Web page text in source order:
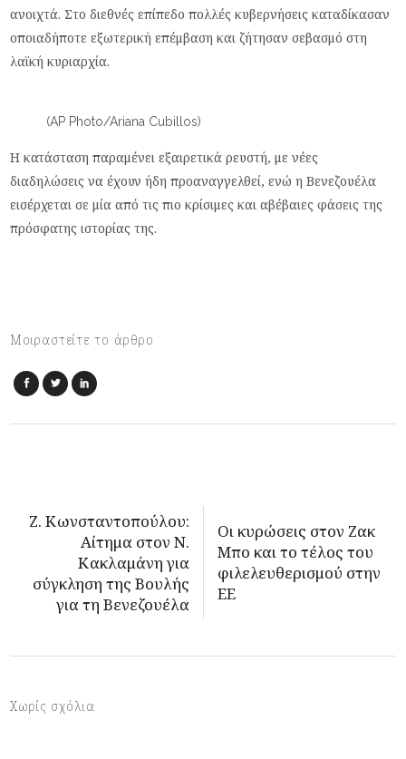
ανοιχτά. Στο διεθνές επίπεδο πολλές κυβερνήσεις καταδίκασαν
οποιαδήποτε εξωτερική επέμβαση και ζήτησαν σεβασμό στη
λαϊκή κυριαρχία.
(AP Photo/Ariana Cubillos)
Η κατάσταση παραμένει εξαιρετικά ρευστή, με νέες
διαδηλώσεις να έχουν ήδη προαναγγελθεί, ενώ η Βενεζουέλα
εισέρχεται σε μία από τις πιο κρίσιμες και αβέβαιες φάσεις της
πρόσφατης ιστορίας της.
Μοιραστείτε το άρθρο
Ζ. Κωνσταντοπούλου:
Αίτημα στον Ν.
Κακλαμάνη για
σύγκληση της Βουλής
για τη Βενεζουέλα
Οι κυρώσεις στον Ζακ
Μπο και το τέλος του
φιλελευθερισμού στην
ΕΕ
Χωρίς σχόλια